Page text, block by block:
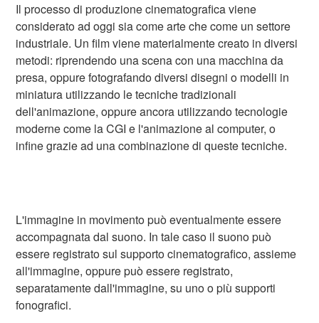
Il processo di produzione cinematografica viene
considerato ad oggi sia come arte che come un settore
industriale. Un film viene materialmente creato in diversi
metodi: riprendendo una scena con una macchina da
presa, oppure fotografando diversi disegni o modelli in
miniatura utilizzando le tecniche tradizionali
dell'animazione, oppure ancora utilizzando tecnologie
moderne come la CGI e l'animazione al computer, o
infine grazie ad una combinazione di queste tecniche.
L'immagine in movimento può eventualmente essere
accompagnata dal suono. In tale caso il suono può
essere registrato sul supporto cinematografico, assieme
all'immagine, oppure può essere registrato,
separatamente dall'immagine, su uno o più supporti
fonografici.